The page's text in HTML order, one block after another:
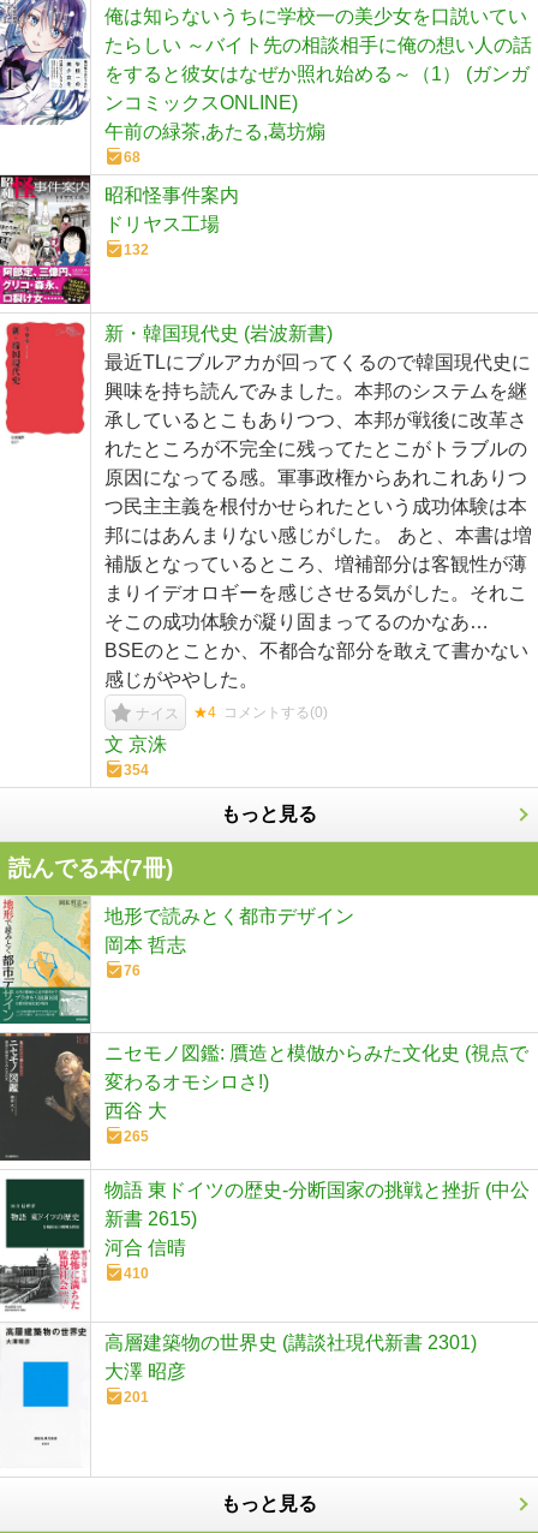
俺は知らないうちに学校一の美少女を口説いてい
たらしい ～バイト先の相談相手に俺の想い人の話
をすると彼女はなぜか照れ始める～（1） (ガンガ
ンコミックスONLINE)
午前の緑茶,あたる,葛坊煽
68
昭和怪事件案内
ドリヤス工場
132
新・韓国現代史 (岩波新書)
最近TLにブルアカが回ってくるので韓国現代史に
興味を持ち読んでみました。本邦のシステムを継
承しているとこもありつつ、本邦が戦後に改革さ
れたところが不完全に残ってたとこがトラブルの
原因になってる感。軍事政権からあれこれありつ
つ民主主義を根付かせられたという成功体験は本
邦にはあんまりない感じがした。 あと、本書は増
補版となっているところ、増補部分は客観性が薄
まりイデオロギーを感じさせる気がした。それこ
そこの成功体験が凝り固まってるのかなあ…
BSEのとことか、不都合な部分を敢えて書かない
感じがややした。
ナイス ★4 コメントする(0)
文 京洙
354
もっと見る
読んでる本(7冊)
地形で読みとく都市デザイン
岡本 哲志
76
ニセモノ図鑑: 贋造と模倣からみた文化史 (視点で
変わるオモシロさ!)
西谷 大
265
物語 東ドイツの歴史-分断国家の挑戦と挫折 (中公
新書 2615)
河合 信晴
410
高層建築物の世界史 (講談社現代新書 2301)
大澤 昭彦
201
もっと見る